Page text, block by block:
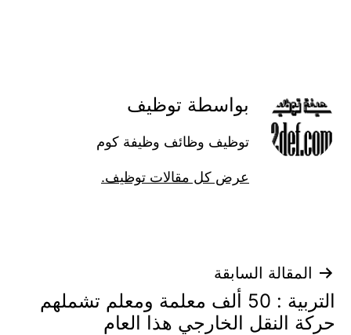
بواسطة توظيف
توظيف وظائف وظيفة كوم
عرض كل مقالات توظيف.
تصفّح
المقالات
المقالة السابقة
التربية : 50 ألف معلمة ومعلم تشملهم
حركة النقل الخارجي هذا العام